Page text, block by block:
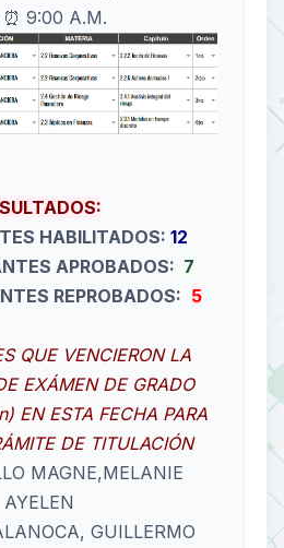
9:00 A.M.
HABILITADOS: 12
APROBADOS: 7
REPROBADOS: 5
QUE VENCIERON LA
EXÁMEN DE GRADO
EN ESTA FECHA PARA
DE TITULACIÓN
MAGNE,MELANIE
AYELEN
GUILLERMO